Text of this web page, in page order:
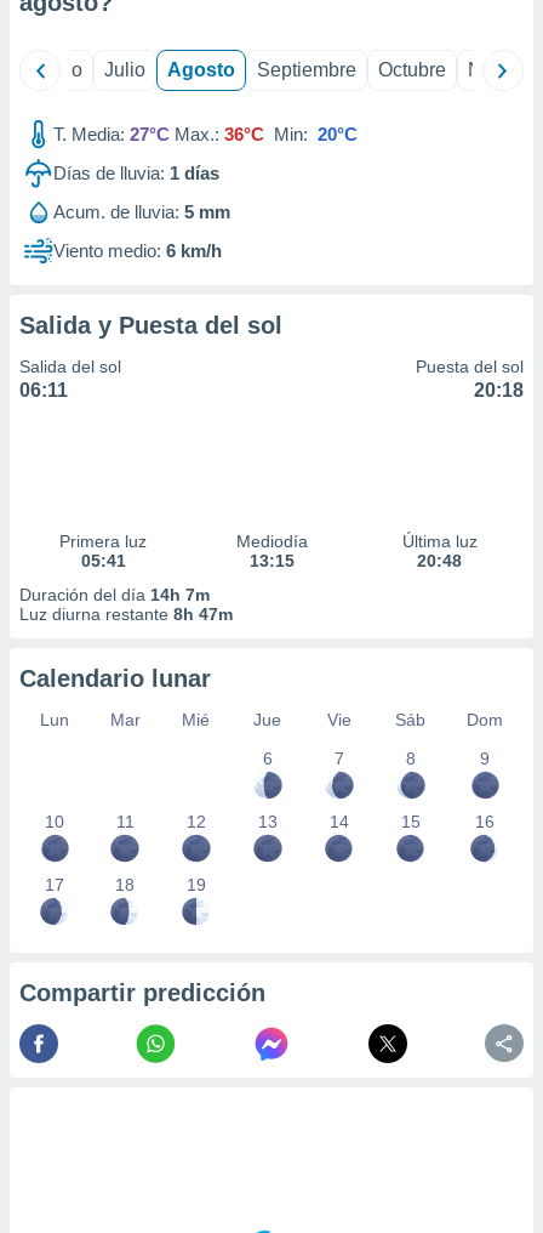
mediante
publicidad
publicidad
1199
Junio Julio Agosto Septiembre Octubre
T. Media: 27°C Max.: 36°C Min: 20°C
Días de lluvia: 1 días
Acum. de lluvia: 5 mm
Viento medio: 6 km/h
Salida y Puesta del sol
Salida del sol
06:11
Puesta del sol
20:18
Primera luz
05:41
Mediodía
13:15
Última luz
20:48
Duración del día 14h 7m
Luz diurna restante 8h 47m
Calendario lunar
Lun Mar Mié Jue Vie Sáb
Dom
6
7 8 9
10 11 12 13 14 15 16
17 18 19
Compartir predicción